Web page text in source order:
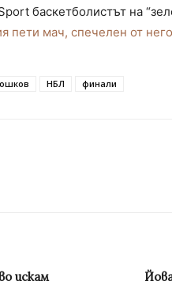
баскетболистът на
пети мач, спечелен от
НБЛ финали
искам